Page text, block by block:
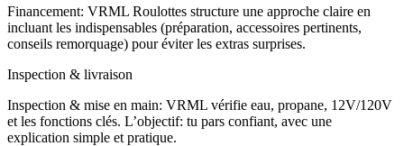
Financement: VRML Roulottes structure une approche claire en
incluant les indispensables (préparation, accessoires pertinents,
conseils remorquage) pour éviter les extras surprises.
Inspection & livraison
Inspection & mise en main: VRML vérifie eau, propane, 12V/120V
et les fonctions clés. L’objectif: tu pars confiant, avec une
explication simple et pratique.